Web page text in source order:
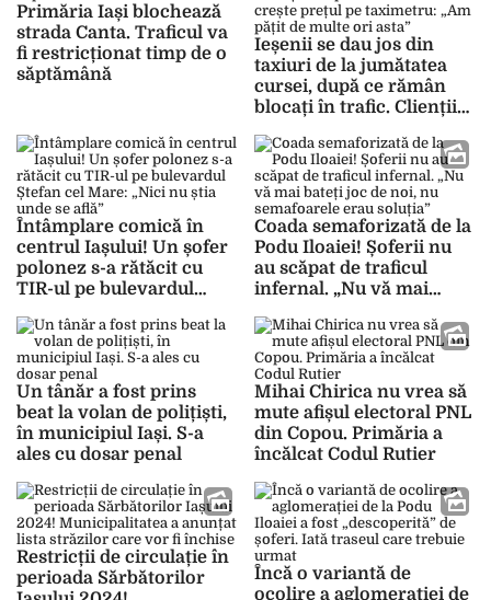
Primăria Iași blochează
strada Canta. Traficul va
fi restricționat timp de o
săptămână
Ieșenii se dau jos din
taxiuri de la jumătatea
cursei, după ce rămân
blocați în trafic. Clienții
crește prețul pe
taximetru: „Am pățit de
multe ori asta”
Întâmplare comică în
centrul Iașului! Un șofer
polonez s-a rătăcit cu
TIR-ul pe bulevardul
știa unde se află”
Coada semaforizată de la
Podu Iloaiei! Șoferii nu
au scăpat de traficul
infernal. „Nu vă mai
semafoarele erau
soluția”
Un tânăr a fost prins
beat la volan de polițiști,
în municipiul Iași. S-a
ales cu dosar penal
Mihai Chirica nu vrea să
mute afișul electoral PNL
din Copou. Primăria a
încălcat Codul Rutier
Restricții de circulație în
perioada Sărbătorilor
Încă o variantă de
ocolire a aglomerației de